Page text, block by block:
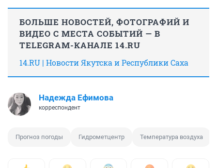
БОЛЬШЕ НОВОСТЕЙ, ФОТОГРАФИЙ И
ВИДЕО С МЕСТА СОБЫТИЙ — В
TELEGRAM-КАНАЛЕ 14.RU
14.RU | Новости Якутска и Республики Саха
Надежда Ефимова
корреспондент
Прогноз погоды Гидрометцентр Температура воздуха